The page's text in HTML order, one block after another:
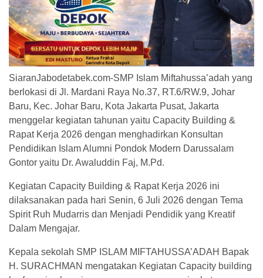
SiaranJabodetabek.com-SMP Islam Miftahussa’adah yang
berlokasi di Jl. Mardani Raya No.37, RT.6/RW.9, Johar
Baru, Kec. Johar Baru, Kota Jakarta Pusat, Jakarta
menggelar kegiatan tahunan yaitu Capacity Building &
Rapat Kerja 2026 dengan menghadirkan Konsultan
Pendidikan Islam Alumni Pondok Modern Darussalam
Gontor yaitu Dr. Awaluddin Faj, M.Pd.
Kegiatan Capacity Building & Rapat Kerja 2026 ini
dilaksanakan pada hari Senin, 6 Juli 2026 dengan Tema
Spirit Ruh Mudarris dan Menjadi Pendidik yang Kreatif
Dalam Mengajar.
Kepala sekolah SMP ISLAM MIFTAHUSSA’ADAH Bapak
H. SURACHMAN mengatakan Kegiatan Capacity building